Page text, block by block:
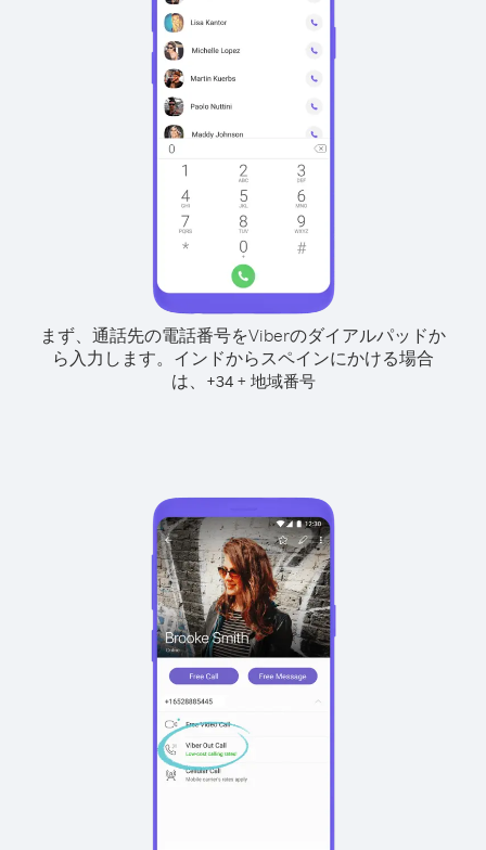
まず、通話先の電話番号をViberのダイアルパッドか
ら入力します。 インドからスペインにかける場合
は、
+34+ 地域番号